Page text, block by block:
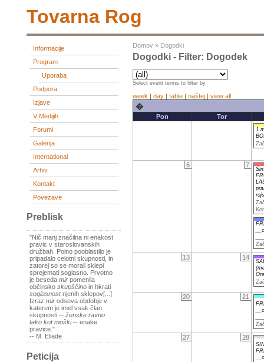
Tovarna Rog
Informacije
Program
Uporaba
Podpora
Izjave
V Medijih
Forumi
Galerija
International
Arhiv
Kontakt
Povezave
Preblisk
"Nič manj značilna ni enakost
pravic v staroslovanskih
družbah. Polno pooblastilo je
pripadalo celotni skupnosti, in
zatorej so se morali sklepi
sprejemati soglasno. Prvotno
je beseda mir pomenila
občinsko skupščino in hkrati
soglasnostnjenih sklepov[...]
Izraz mir odseva obdobje v
katerem je imel vsak član
skupnosti -- ženske ravno
tako kot moški-- enake
pravice."
-- M. Eliade
Peticija
Domov » Dogodki
Dogodki - Filter: Dogodek
Select event terms to filter by
week | day | table | naštej | view all
�
Pon Tor
6 7
13 14
20 21
27 28